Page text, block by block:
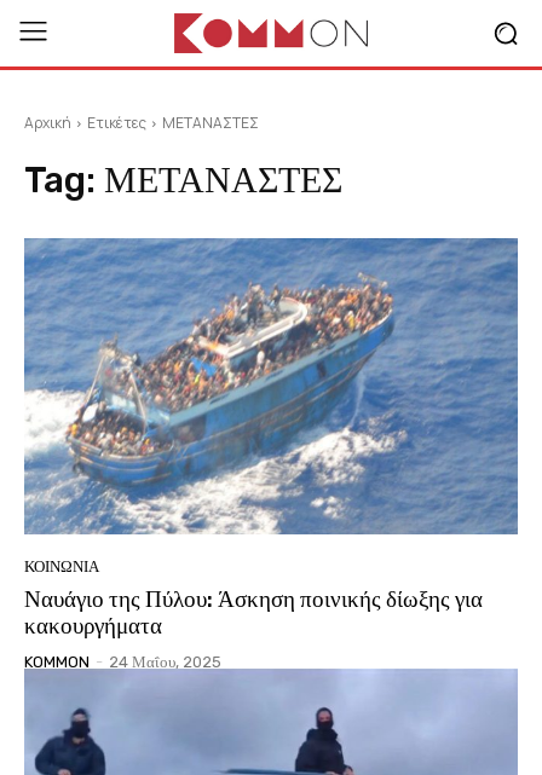
Αρχική Ετικέτες ΜΕΤΑΝΑΣΤΕΣ
Tag: ΜΕΤΑΝΑΣΤΕΣ
ΚΟΙΝΩΝΙΑ
Ναυάγιο της Πύλου: Άσκηση ποινικής δίωξης για
κακουργήματα
KOMMON - 24 Μαΐου, 2025